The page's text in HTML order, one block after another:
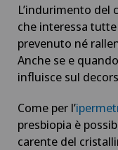
L’indurimento del
che interessa
prevenuto né
Anche se e
influisce sul
Come per l’
presbiopia è
carente del